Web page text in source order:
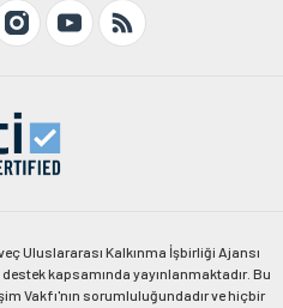
Uluslararası Kalkınma İşbirliği Ajansı
kapsamında yayınlanmaktadır. Bu
Vakfı'nın sorumluluğundadır ve hiçbir